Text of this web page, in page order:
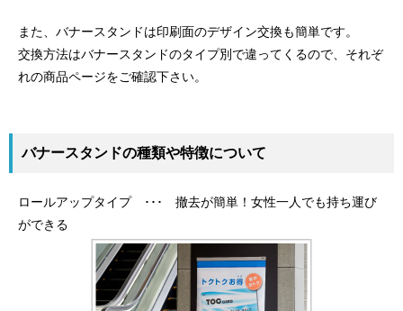
また、バナースタンドは印刷面のデザイン交換も簡単です。
交換方法はバナースタンドのタイプ別で違ってくるので、それぞ
れの商品ページをご確認下さい。
バナースタンドの種類や特徴について
ロールアップタイプ ･･･ 撤去が簡単！女性一人でも持ち運び
ができる